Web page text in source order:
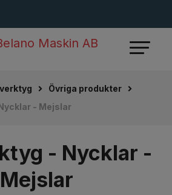
Övriga produkter
- Mejslar
- Nycklar -
Mejslar